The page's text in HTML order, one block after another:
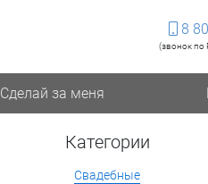
8
(звонок по
Сделай за меня
Категории
Свадебные